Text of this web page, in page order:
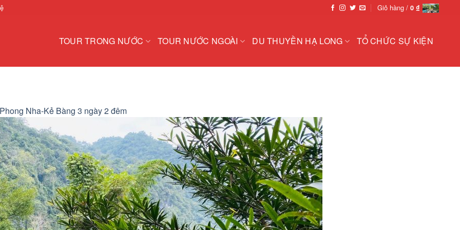
Giỏ hàng / 0 ₫
TOUR TRONG NƯỚC TOUR NƯỚC NGOÀI DU THUYỀN HẠ LONG TỔ CHỨC SỰ KIỆN
Nha-Kẻ Bàng 3 ngày 2 đêm